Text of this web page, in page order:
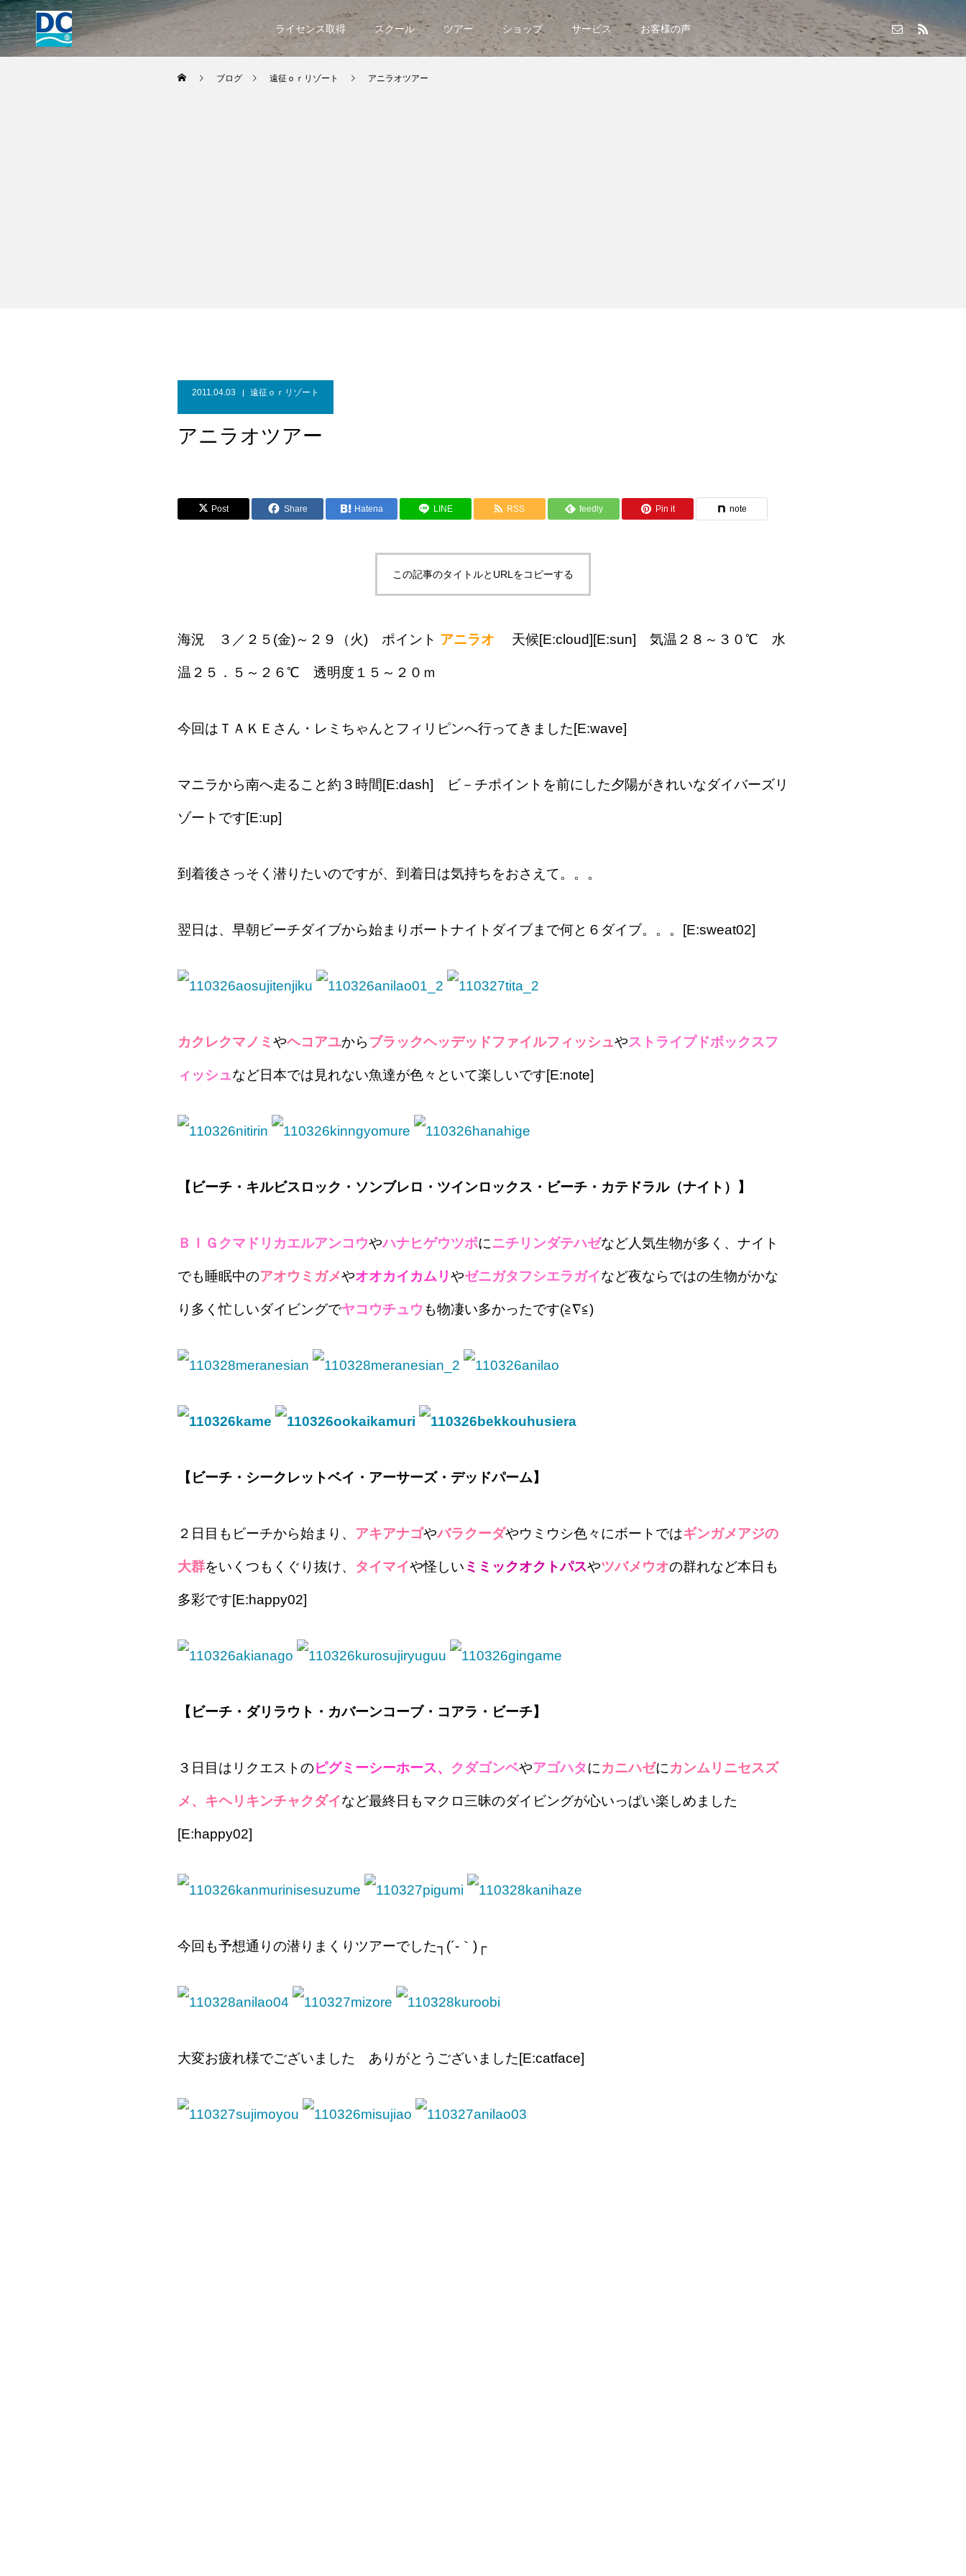
ライセンス取得 スクール ツアー ショップ サービス お客様の声
ブログ 遠征ｏｒリゾート アニラオツアー
2011.04.03 遠征ｏｒリゾート
アニラオツアー
Post Share Hatena LINE RSS feedly Pin it note
この記事のタイトルとURLをコピーする
海況 ３／２５(金)～２９（火) ポイント アニラオ 天候[E:cloud][E:sun] 気温２８～３０℃ 水
温２５．５～２６℃ 透明度１５～ ２０ｍ
今回はＴＡＫＥさん・レミちゃんとフィリピンへ行ってきました[E:wave]
マニラから南へ走ること約３時間[E:dash] ビ－チポイントを前にした夕陽がきれいなダイバーズリ
ゾートです[E:up]
到着後さっそく潜りたいのですが、到着日は気持ちをおさえて。。。
翌日は、早朝ビーチダイブから始まりボートナイトダイブまで何と６ダイブ。。。[E:sweat02]
カクレクマノミ やヘコアユからブラックヘッデッドファイルフィッシュやストライプドボックスフ
ィッシュなど日本では見れない魚達が色々といて楽しいです[E:note]
【ビーチ・キルビスロック・ソンブレロ・ツインロックス・ビーチ・カテドラル（ナイト）】
ＢＩＧクマドリカエルアンコウやハナヒゲウツボにニチリンダテハゼなど人気生物が多く、ナイト
でも睡眠中のアオウミガメやオオカイカムリやゼニガタフシエラガイなど夜ならではの生物がかな
り多く忙しいダイビングでヤコウチュウ も物凄い多かったです(≧∇≦)
【ビーチ・シークレットベイ・アーサーズ・デッドパーム】
２日目もビーチから始まり、 アキアナゴやバラクーダやウミウシ色々にボートではギンガメアジの
大群をいくつもくぐり抜け、 タイマイや怪しい ミミックオクトパスやツバメウオの群れなど本日も
多彩です[E:happy02]
【ビーチ・ダリラウト・カバーンコーブ・コアラ・ビーチ】
３日目はリクエストのピグミーシーホース、 クダゴンベやアゴハタにカニハゼにカンムリニセスズ
メ、キヘリキンチャクダイなど最終日もマクロ三昧のダイビングが心いっぱい楽しめました
[E:happy02]
今回も予想通りの潜りまくりツアーでした┐(´-｀)┌
大変お疲れ様でございました ありがとうございました[E:catface]